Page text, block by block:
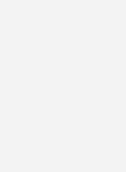
einem neuen Gestaltungskonzept
zuletzt durch sein
weltweit einen Namen gemacht
Einsatz der speziellen
den Architekten bravourös
des Designs der Marke Bang